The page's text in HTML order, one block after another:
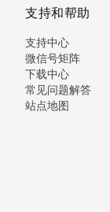
支持和帮助
支持中心
微信号矩阵
下载中心
常见问题解答
站点地图